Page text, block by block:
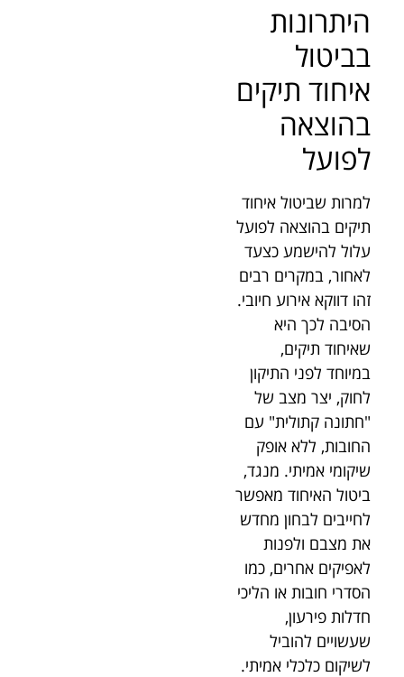
היתרונות
בביטול
איחוד תיקים
בהוצאה
לפועל
למרות שביטול איחוד
תיקים בהוצאה לפועל
עלול להישמע כצעד
לאחור, במקרים רבים
זהו דווקא אירוע חיובי.
הסיבה לכך היא
שאיחוד תיקים,
במיוחד לפני התיקון
לחוק, יצר מצב של
"חתונה קתולית" עם
החובות, ללא אופק
שיקומי אמיתי. מנגד,
ביטול האיחוד מאפשר
לחייבים לבחון מחדש
את מצבם ולפנות
לאפיקים אחרים, כמו
הסדרי חובות או הליכי
חדלות פירעון,
שעשויים להוביל
לשיקום כלכלי אמיתי.